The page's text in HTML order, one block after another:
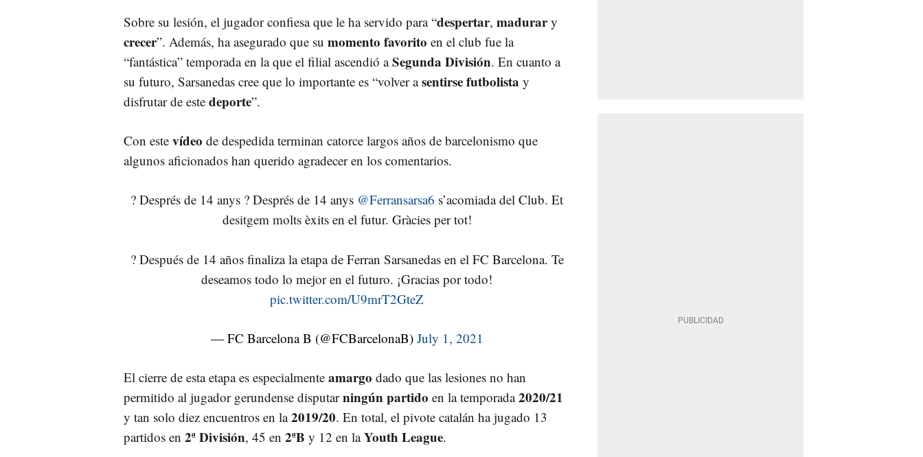
Sobre su lesión, el jugador confiesa que le ha servido para “despertar, madurary
crecer”. Además, ha asegurado que su momento favorito en el club fue la
“fantástica” temporada en la que el filial ascendió aSegunda División. En cuanto a
su futuro, Sarsanedas cree que lo importante es “volver asentirse futbolista y
disfrutar de este deporte”.
Con este vídeo de despedida terminan catorce largos años de barcelonismo que
algunos aficionados han querido agradecer en los comentarios.
? Després de 14 anys ? Després de 14 anys @Ferransarsa6 s’acomiada del Club. Et
desitgem molts èxits en el futur. Gràcies per tot!
? Después de 14 años finaliza la etapa de Ferran Sarsanedas en el FC Barcelona. Te
deseamos todo lo mejor en el futuro. ¡Gracias por todo!
pic.twitter.com/U9mrT2GteZ
— FC Barcelona B (@FCBarcelonaB) July 1, 2021
El cierre de esta etapa es especialmente amargo dado que las lesiones no han
permitido al jugador gerundense disputarningún partido en la temporada2020/21
y tan solo diez encuentros en la2019/20. En total, el pivote catalán ha jugado 13
partidos en 2ª División, 45 en 2ªB y 12 en laYouth League.